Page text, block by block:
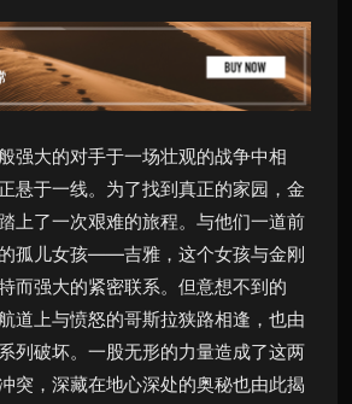
强大的对手于一场壮观的战争中相
悬于一线。为了找到真正的家园，金
上了一次艰难的旅程。与他们一道前
孤儿女孩——吉雅，这个女孩与金刚
而强大的紧密联系。但意想不到的
道上与愤怒的哥斯拉狭路相逢，也由
列破坏。一股无形的力量造成了这两
突，深藏在地心深处的奥秘也由此揭